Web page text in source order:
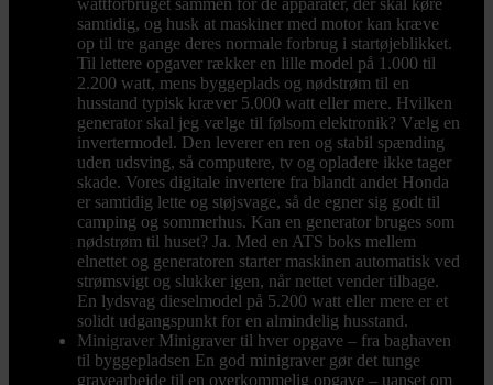
wattforbruget sammen for de apparater, der skal køre
samtidig, og husk at maskiner med motor kan kræve
op til tre gange deres normale forbrug i startøjeblikket.
Til lettere opgaver rækker en lille model på 1.000 til
2.200 watt, mens byggeplads og nødstrøm til en
husstand typisk kræver 5.000 watt eller mere. Hvilken
generator skal jeg vælge til følsom elektronik? Vælg en
invertermodel. Den leverer en ren og stabil spænding
uden udsving, så computere, tv og opladere ikke tager
skade. Vores digitale invertere fra blandt andet Honda
er samtidig lette og støjsvage, så de egner sig godt til
camping og sommerhus. Kan en generator bruges som
nødstrøm til huset? Ja. Med en ATS boks mellem
elnettet og generatoren starter maskinen automatisk ved
strømsvigt og slukker igen, når nettet vender tilbage.
En lydsvag dieselmodel på 5.200 watt eller mere er et
solidt udgangspunkt for en almindelig husstand.
Minigraver Minigraver til hver opgave – fra baghaven
til byggepladsen En god minigraver gør det tunge
gravearbejde til en overkommelig opgave – uanset om